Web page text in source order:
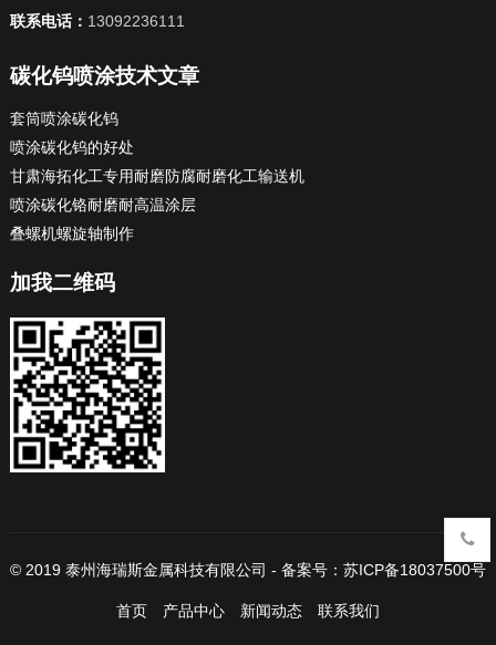
联系电话： 13092236111
碳化钨喷涂技术文章
套筒喷涂碳化钨
喷涂碳化钨的好处
甘肃海拓化工专用耐磨防腐耐磨化工输送机
喷涂碳化铬耐磨耐高温涂层
叠螺机螺旋轴制作
加我二维码
© 2019 泰州海瑞斯金属科技有限公司 - 备案号： 苏ICP备18037500号
首页 产品中心 新闻动态 联系我们